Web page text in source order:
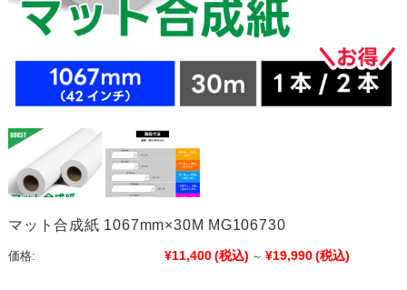
マット合成紙 1067mm×30M MG106730
価格: ¥11,400(税込) ～ ¥19,990(税込)